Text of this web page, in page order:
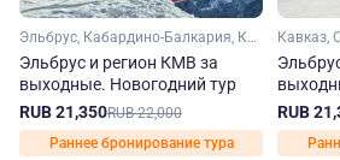
Эльбрус, Кабардино-Балкария, Кавказ, Ставропольский край, Кавказские Минеральные Воды
Эльбрус и регион КМВ за
выходные. Новогодний тур
RUB 21,350RUB 22,000
Раннее бронирование тура
тур
RUB